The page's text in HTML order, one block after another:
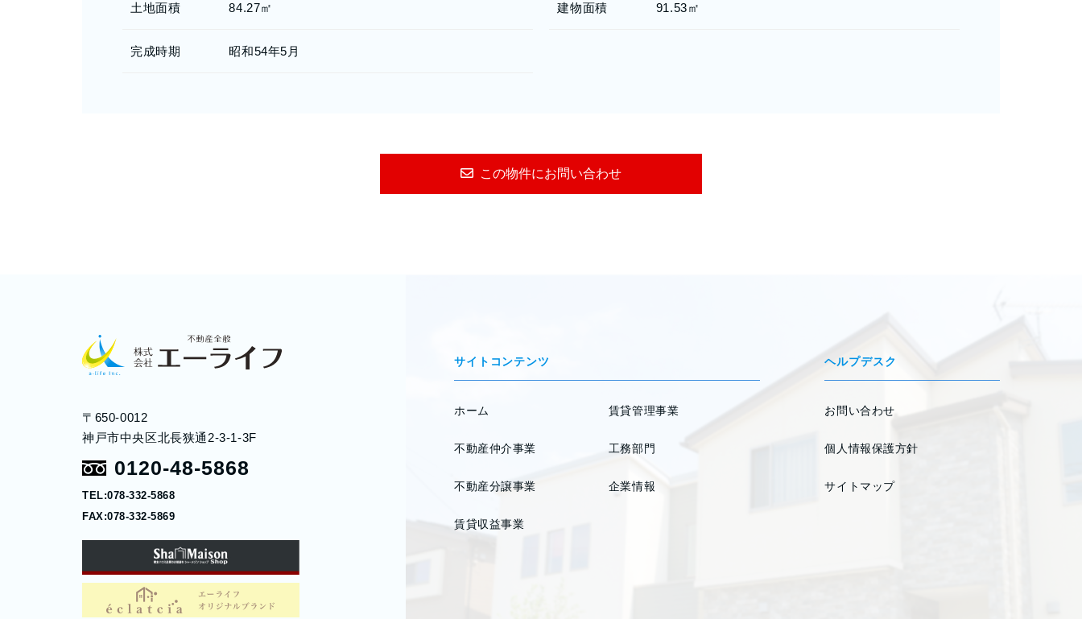
土地面積 84.27㎡ 建物面積 91.53㎡
完成時期 昭和54年5月
この物件にお問い合わせ
〒650-0012
神戸市中央区北長狭通2-3-1-3F
0120-48-5868
TEL:078-332-5868
FAX:078-332-5869
サイトコンテンツ
ホーム
不動産仲介事業
不動産分譲事業
賃貸収益事業
賃貸管理事業
工務部門
企業情報
ヘルプデスク
お問い合わせ
個人情報保護方針
サイトマップ